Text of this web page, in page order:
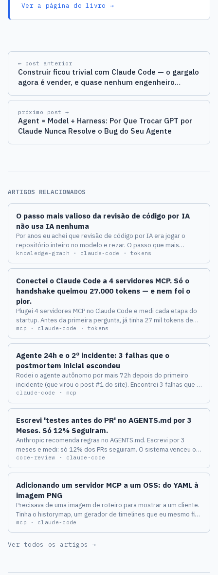
Ver a página do livro →
← post anterior
Construir ficou trivial com Claude Code — o gargalo
agora é vender, e quase nenhum engenheiro
próximo post →
Agent = Model + Harness: Por Que Trocar GPT por
Claude Nunca Resolve o Bug do Seu Agente
ARTIGOS RELACIONADOS
O passo mais valioso da revisão de código por IA
não usa IA nenhuma
Por anos eu achei que revisão de código por IA era jogar o
repositório inteiro no modelo e rezar. O passo que mais
melhorou a qualidade não chama LLM: o Tree-sitter monta o
grafo de chamadas local, o blast radius acha os 7 arquivos que
offline.
knowledge-graph · claude-code · tokens
Conectei o Claude Code a 4 servidores MCP. Só o
handshake queimou 27.000 tokens — e nem foi o
pior.
Plugei 4 servidores MCP no Claude Code e medi cada etapa do
startup. Antes da primeira pergunta, já tinha 27 mil tokens de
input consumidos. Aqui está o detalhamento por servidor, o
cálculo em real, e o ajuste que reduziu o desperdício para 9 mil.
mcp · claude-code · tokens
Agente 24h e o 2º incidente: 3 falhas que o
postmortem inicial escondeu
Rodei o agente autônomo por mais 72h depois do primeiro
incidente (que virou o post #1 do site). Encontrei 3 falhas que o
postmortem inicial não viu.
claude-code · mcp
Escrevi 'testes antes do PR' no AGENTS.md por 3
Meses. Só 12% Seguiram.
Anthropic recomenda regras no AGENTS.md. Escrevi por 3
meses e medi: só 12% dos PRs seguiram. O sistema venceu o
pedido — aqui está o que substituí no lugar.
code-review · claude-code
Adicionando um servidor MCP a um OSS: do YAML à
imagem PNG
Precisava de uma imagem de roteiro para mostrar a um cliente.
Tinha o historymap, um gerador de timelines que eu mesmo fiz.
Aí começou a encrenca: CLI mudo, sem PNG, sem argumento de
caminho. Aqui está o que precisei adicionar e os três bugs que
apareceram só quando usei de verdade.
mcp · claude-code
Ver todos os artigos →